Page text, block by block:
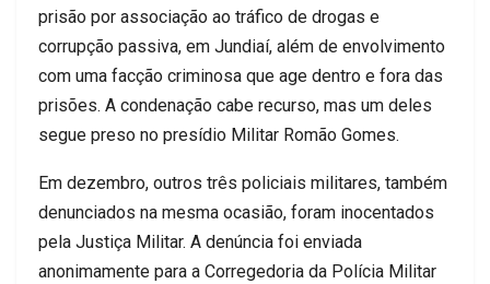
prisão por associação ao tráfico de drogas e
corrupção passiva, em Jundiaí, além de envolvimento
com uma facção criminosa que age dentro e fora das
prisões. A condenação cabe recurso, mas um deles
segue preso no presídio Militar Romão Gomes.
Em dezembro, outros três policiais militares, também
denunciados na mesma ocasião, foram inocentados
pela Justiça Militar. A denúncia foi enviada
anonimamente para a Corregedoria da Polícia Militar